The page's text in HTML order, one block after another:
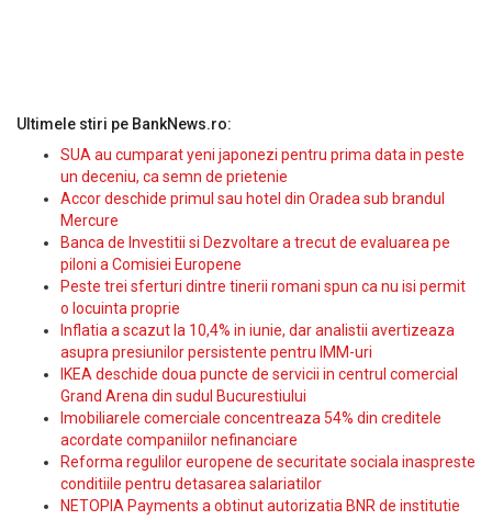
Ultimele stiri pe BankNews.ro:
SUA au cumparat yeni japonezi pentru prima data in peste
un deceniu, ca semn de prietenie
Accor deschide primul sau hotel din Oradea sub brandul
Mercure
Banca de Investitii si Dezvoltare a trecut de evaluarea pe
piloni a Comisiei Europene
Peste trei sferturi dintre tinerii romani spun ca nu isi permit
o locuinta proprie
Inflatia a scazut la 10,4% in iunie, dar analistii avertizeaza
asupra presiunilor persistente pentru IMM-uri
IKEA deschide doua puncte de servicii in centrul comercial
Grand Arena din sudul Bucurestiului
Imobiliarele comerciale concentreaza 54% din creditele
acordate companiilor nefinanciare
Reforma regulilor europene de securitate sociala inaspreste
conditiile pentru detasarea salariatilor
NETOPIA Payments a obtinut autorizatia BNR de institutie